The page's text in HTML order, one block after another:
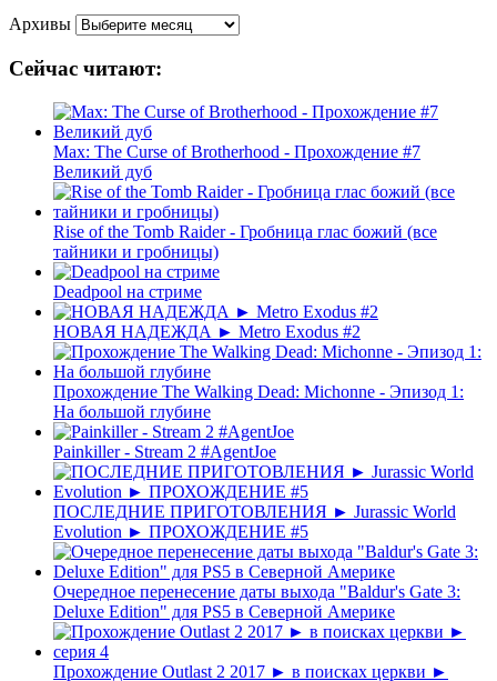
Архивы
Сейчас читают:
Max: The Curse of Brotherhood - Прохождение #7
Великий дуб
Rise of the Tomb Raider - Гробница глас божий (все
тайники и гробницы)
Deadpool на стриме
НОВАЯ НАДЕЖДА ► Metro Exodus #2
Прохождение The Walking Dead: Michonne - Эпизод 1:
На большой глубине
Painkiller - Stream 2 #AgentJoe
ПОСЛЕДНИЕ ПРИГОТОВЛЕНИЯ ► Jurassic World
Evolution ► ПРОХОЖДЕНИЕ #5
Очередное перенесение даты выхода "Baldur's Gate 3:
Deluxe Edition" для PS5 в Северной Америке
Прохождение Outlast 2 2017 ► в поисках церкви ►